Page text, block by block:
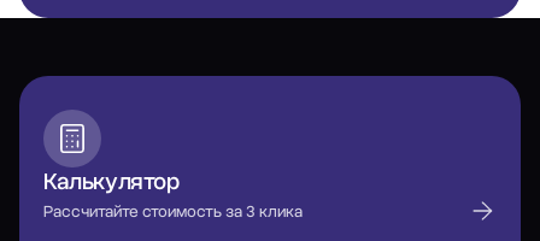
Калькулятор
Рассчитайте стоимость за 3 клика